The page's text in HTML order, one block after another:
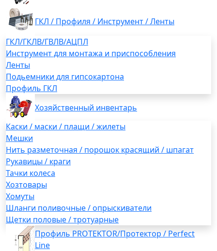
ГКЛ / Профиля / Инструмент / Ленты
ГКЛ/ГКЛВ/ГВЛВ/АЦПЛ
Инструмент для монтажа и приспособления
Ленты
Подьемники для гипсокартона
Профиль ГКЛ
Хозяйственный инвентарь
Каски / маски / плащи / жилеты
Мешки
Нить разметочная / порошок красящий / шпагат
Рукавицы / краги
Тачки колеса
Хозтовары
Хомуты
Шланги поливочные / опрыскиватели
Щетки половые / тротуарные
Профиль PROTEKTOR/Протектор / Perfect
Line